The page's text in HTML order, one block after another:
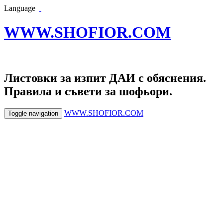
Language
WWW.SHOFIOR.COM
Листовки за изпит ДАИ с обяснения.
Правила и съвети за шофьори.
Toggle navigation WWW.SHOFIOR.COM